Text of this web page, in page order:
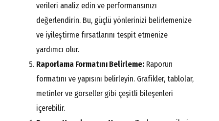
verileri analiz edin ve performansınızı
değerlendirin. Bu, güçlü yönlerinizi belirlemenize
ve iyileştirme fırsatlarını tespit etmenize
yardımcı olur.
Raporlama Formatını Belirleme: Raporun
formatını ve yapısını belirleyin. Grafikler, tablolar,
metinler ve görseller gibi çeşitli bileşenleri
içerebilir.